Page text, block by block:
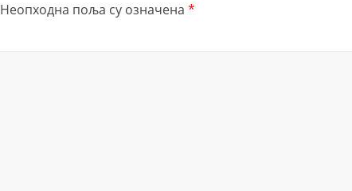
Неопходна поља су означена *